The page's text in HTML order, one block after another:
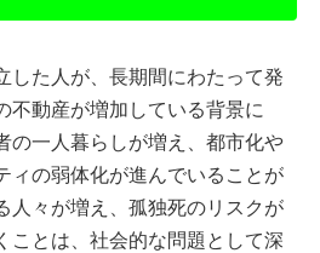
した人が、長期間にわたって発
不動産が増加している背景に
の一人暮らしが増え、都市化や
ィの弱体化が進んでいることが
人々が増え、孤独死のリスクが
ことは、社会的な問題として深